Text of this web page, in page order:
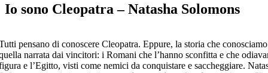
Io sono Cleopatra – Natasha Solomons
pensano di conoscere Cleopatra. Eppure, la storia che
narrata dai vincitori: i Romani che l’hanno sconfitta e che
e l’Egitto, visti come nemici da conquistare e saccheggiare.